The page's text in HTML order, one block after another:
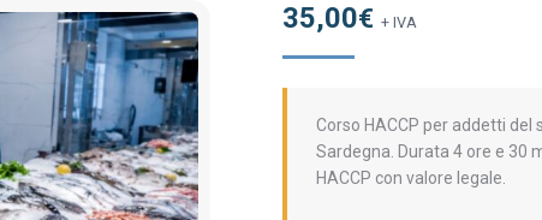
35,00€ + IVA
Corso HACCP per addetti
Sardegna. Durata 4 ore e 30
HACCP con valore legale.